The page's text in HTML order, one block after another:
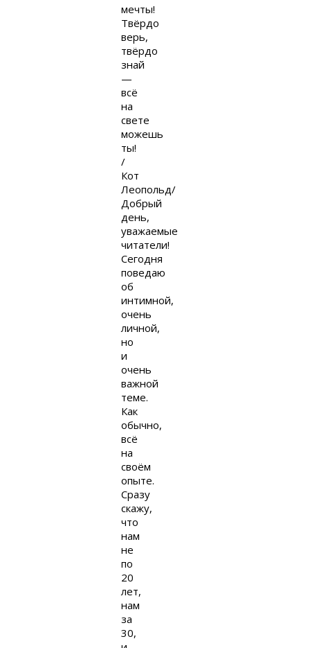
мечты!
Твёрдо
верь,
твёрдо
знай
—
всё
на
свете
можешь
ты!
/
Кот
Леопольд/
Добрый
день,
уважаемые
читатели!
Сегодня
поведаю
об
интимной,
очень
личной,
но
и
очень
важной
теме.
Как
обычно,
всё
на
своём
опыте.
Сразу
скажу,
что
нам
не
по
20
лет,
нам
за
30,